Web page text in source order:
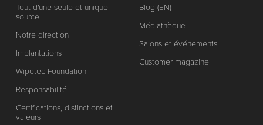
Tout d'une seule et unique
source
Notre direction
Implantations
Wipotec Foundation
Responsabilité
Certifications, distinctions et
valeurs
Blog (EN)
Médiathèque
Salons et événements
Customer magazine